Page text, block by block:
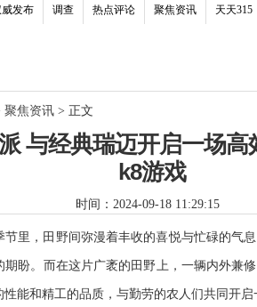
发布 调查 热点评论 聚焦资讯 天天315
聚焦资讯 > 正文
与经典瑞迈开启一场
k8游戏
时间：2024-09-18 11:29:15
节里，田野间弥漫着丰收的喜悦与忙碌的气
期盼。而在这片广袤的田野上，一辆内外
性能和精工的品质，与勤劳的农人们共同开